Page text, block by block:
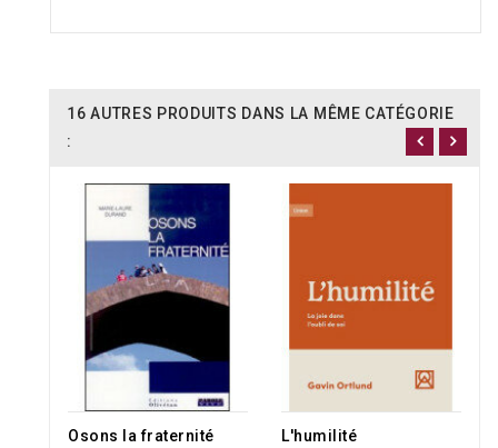
16 AUTRES PRODUITS DANS LA MÊME CATÉGORIE
:
Osons la fraternité L'humilité